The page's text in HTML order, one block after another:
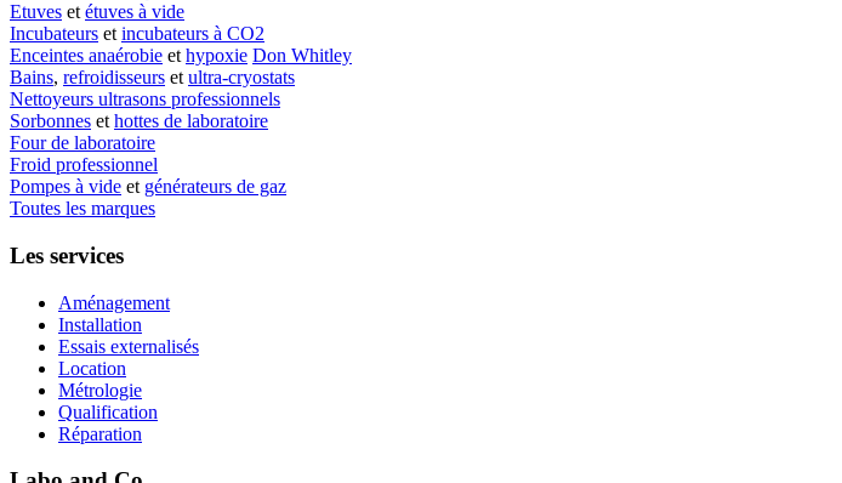
Etuves et étuves à vide
Incubateurs et incubateurs à CO2
Enceintes anaérobie et hypoxie Don Whitley
Bains, refroidisseurs et ultra-cryostats
Nettoyeurs ultrasons professionnels
Sorbonnes et hottes de laboratoire
Four de laboratoire
Froid professionnel
Pompes à vide et générateurs de gaz
Toutes les marques
Les services
Aménagement
Installation
Essais externalisés
Location
Métrologie
Qualification
Réparation